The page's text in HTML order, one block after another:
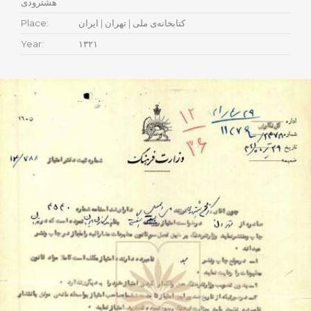
هشترودی
Place:
کتابخانه‌ی ملی | تهران | ایران
Year:
۱۳۲۱